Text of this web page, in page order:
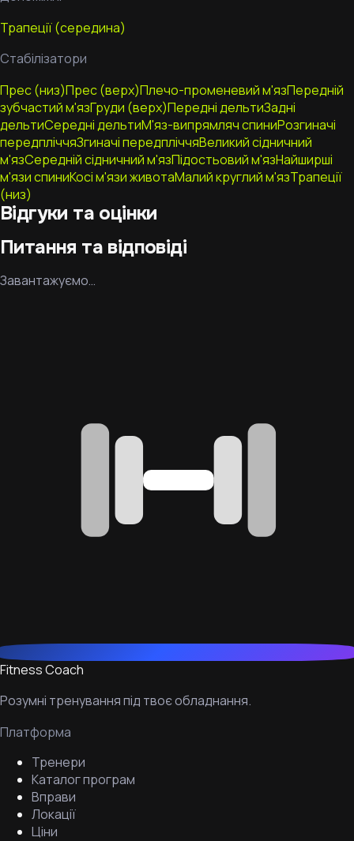
Трапеції (середина)
Стабілізатори
Прес (низ)Прес (верх)Плечо-променевий м'язПередній
зубчастий м'язГруди (верх)Передні дельтиЗадні
дельтиСередні дельтиМ'яз-випрямляч спиниРозгиначі
передпліччяЗгиначі передпліччяВеликий сідничний
м'язСередній сідничний м'язПідостьовий м'язНайширші
м'язи спиниКосі м'язи животаМалий круглий м'язТрапеції
(низ)
Відгуки та оцінки
Питання та відповіді
Завантажуємо…
Fitness Coach
Розумні тренування під твоє обладнання.
Платформа
Тренери
Каталог програм
Вправи
Локації
Ціни